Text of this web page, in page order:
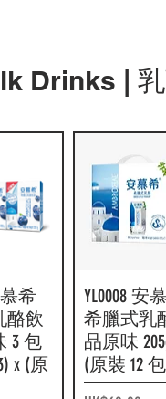
箱 24
可口可樂
x (原裝30
價格
HK$147.00
Drinks | 乳
覽
慕希
酪飲
3 包
x (原
快速瀏
YL0008 安
希臘式乳
品原味
(原裝 12